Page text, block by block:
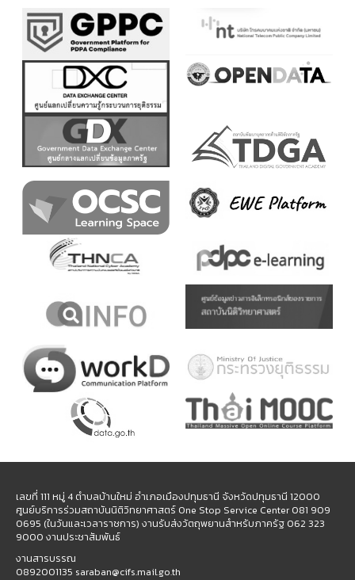
เลขที่ 111 หมู่ 4 ตำบลบ้านใหม่ อำเภอเมืองปทุมธานี จังหวัดปทุมธานี 12000
ศูนย์บริการร่วมสถาบันนิติวิทยาศาสตร์ One Stop Service Center 081 909
0695 (ในวันและเวลาราชการ) งานรับส่งวัตถุพยานสำหรับภาครัฐ 062 323
9000 งานประชาสัมพันธ์
งานสารบรรณ
0892001135 saraban@cifs.mail.go.th